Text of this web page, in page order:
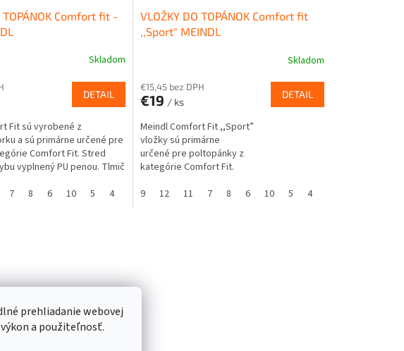
prehliadanie webovej
a použiteľnosť.
TOPÁNOK Comfort fit -
Skladom
DETAIL
Fit sú vyrobené z
a sú primárne určené pre
Comfort Fit. Stred
vyplnený PU penou. Tlmič
7 8 6 10 5 4
VLOŽKY DO TOPÁNOK Comfort fit
,,Sport" MEINDL
Skladom
€15,45 bez DPH
€19 / ks
DETAIL
Meindl Comfort Fit ,,Sport”
vložky sú primárne
určené pre poltopánky z
kategórie Comfort Fit.
9
12 11 7 8 6 10 5 4